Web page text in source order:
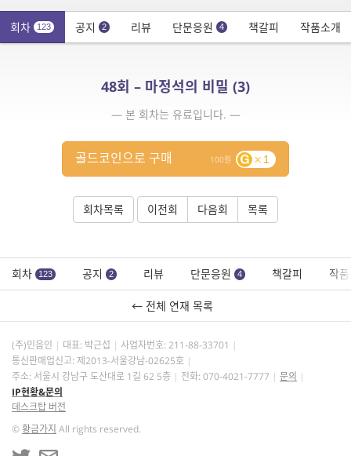
회차 123 공지 2 리뷰 단문응원 4 책갈피 작품소개
48회 – 마정석의 비밀 (3)
— 본 회차는 유료입니다. —
100 1
골드코인으로 구매
회차목록 이전회 다음회 목록
회차 123 공지 2 리뷰 단문응원 4 책갈피 작
← 전체 연재 목록
(주)민음인 대표: 박근섭 사업자번호: 211-88-33701
통신판매업신고: 제2013-서울강남-02625호
주소: 서울시 강남구 도산대로 1길 62 5층
전화: 070-4021-7777
문의
IP현황&문의
데스크탑 버전
©황금가지 All rights reserved.